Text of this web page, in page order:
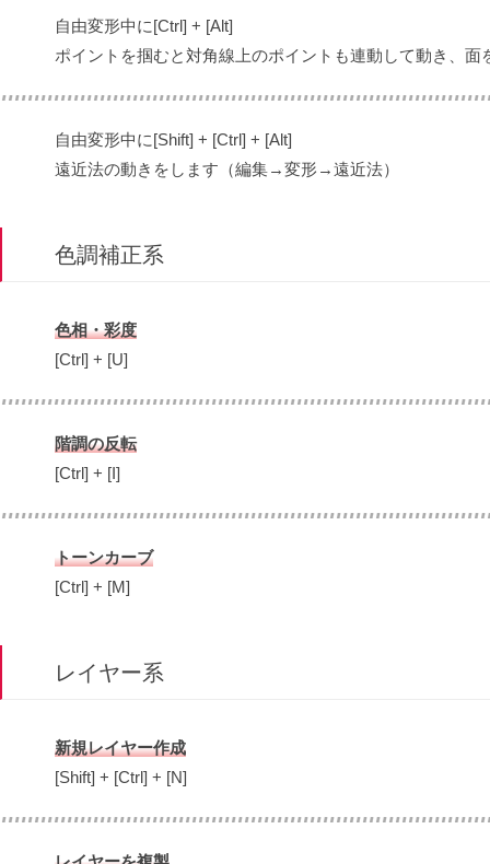
自由変形中に[Ctrl] + [Alt]
ポイントを掴むと対角線上のポイントも連動して動き、
自由変形中に[Shift] + [Ctrl] + [Alt]
遠近法の動きをします（編集→変形→遠近法）
色調補正系
色相・彩度
[Ctrl] + [U]
階調の反転
[Ctrl] + [I]
トーンカーブ
[Ctrl] + [M]
レイヤー系
新規レイヤー作成
[Shift] + [Ctrl] + [N]